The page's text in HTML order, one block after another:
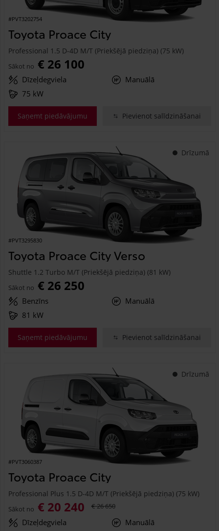
#PVT3202754
Toyota Proace City
Professional 1.5 D-4D M/T (Priekšējā piedziņa) (75 kW)
Sākot no € 26 100
Dīzeļdegviela
Manuālā
75 kW
Saņemt piedāvājumu Pievienot salīdzināšanai
Drīzumā
#PVT3295830
Toyota Proace City Verso
Shuttle 1.2 Turbo M/T (Priekšējā piedziņa) (81 kW)
Sākot no € 26 250
Benzīns
Manuālā
81 kW
Saņemt piedāvājumu Pievienot salīdzināšanai
Drīzumā
#PVT3060387
Toyota Proace City
Professional Plus 1.5 D-4D M/T (Priekšējā piedziņa) (75 kW)
Sākot no € 20 240 € 26 650
Dīzeļdegviela
Manuālā